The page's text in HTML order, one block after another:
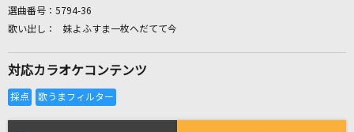
選曲番号： 5794-36
妹よふすま一枚へだてて今
対応カラオケコンテンツ